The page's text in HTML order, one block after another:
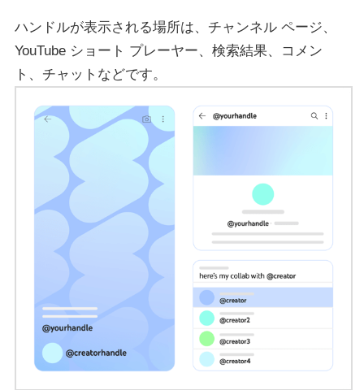
ハンドルが表示される場所は、チャンネル ページ、
YouTube ショート プレーヤー、検索結果、コメン
ト、チャットなどです。